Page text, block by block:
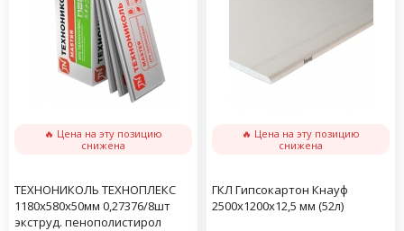
🔥 Цена на эту позицию
снижена
ТЕХНОНИКОЛЬ ТЕХНОПЛЕКС
1180х580х50мм 0,27376/8шт
экструд. пенополистирол
🔥 Цена на эту позицию
снижена
ГКЛ Гипсокартон Кнауф
2500х1200х12,5 мм (52л)